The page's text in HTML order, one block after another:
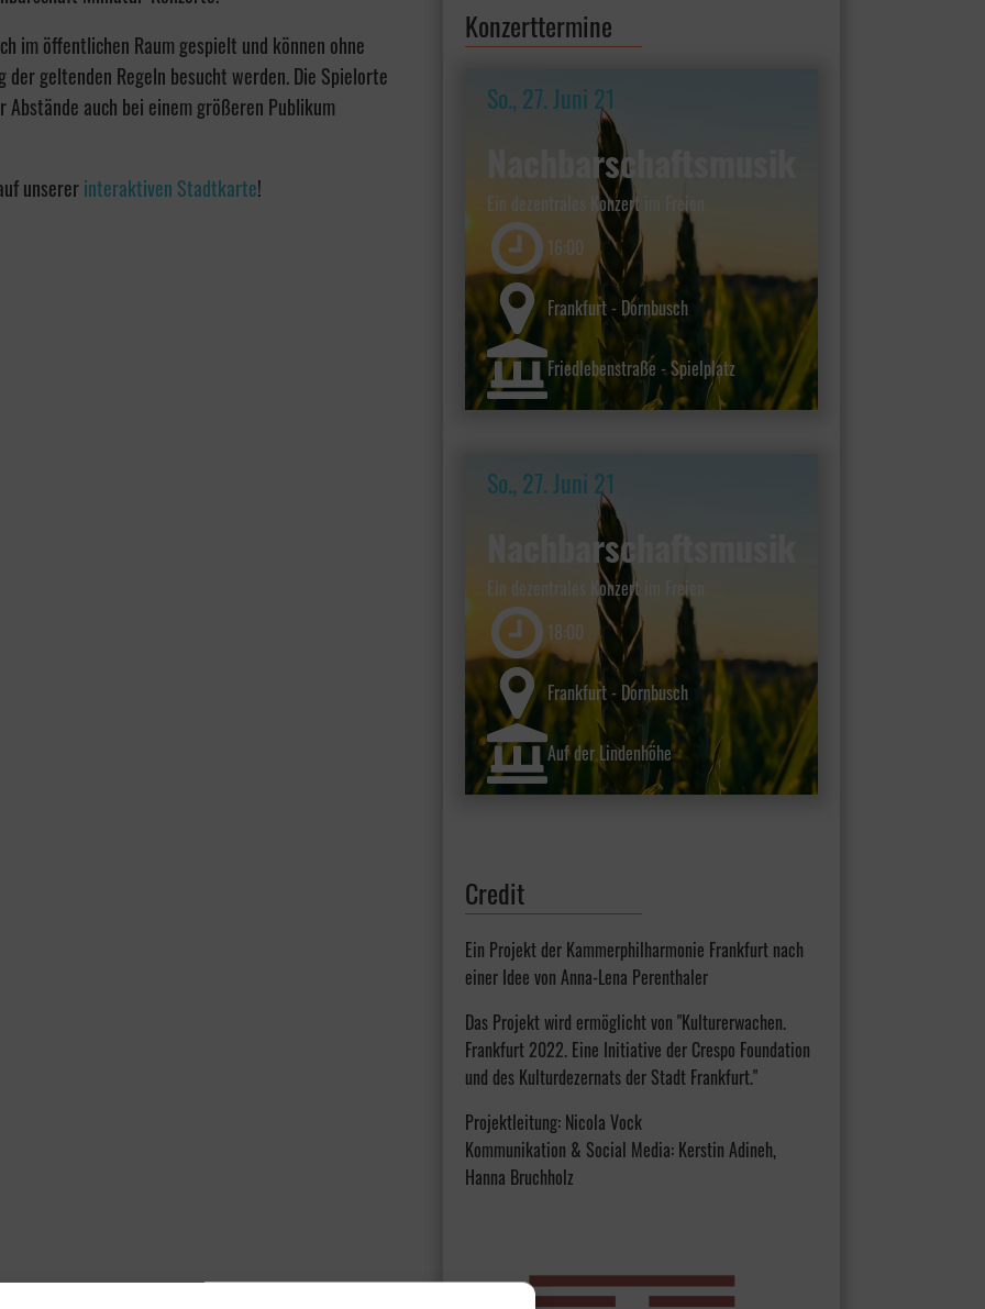
im öffentlichen Raum gespielt und können ohne
geltenden Regeln besucht werden. Die Spielorte
auch bei einem größeren Publikum
unsererinteraktiven Stadtkarte!
Konzerttermine
So., 27. Juni 21
Nachbarschaftsmusik
Ein dezentrales Konzert im Freien
16:00
Frankfurt - Dornbusch
Friedlebenstraße - Spielplatz
So., 27. Juni 21
Nachbarschaftsmusik
Ein dezentrales Konzert im Freien
18:00
Frankfurt - Dornbusch
Auf der Lindenhöhe
Credit
Ein Projekt der Kammerphilharmonie Frankfurt nach
einer Idee von Anna-Lena Perenthaler
Das Projekt wird ermöglicht von "Kulturerwachen.
Frankfurt 2022. Eine Initiative der Crespo Foundation
und des Kulturdezernats der Stadt Frankfurt."
Projektleitung: Nicola Vock
Kommunikation & Social Media: Kerstin Adineh,
Hanna Bruchholz